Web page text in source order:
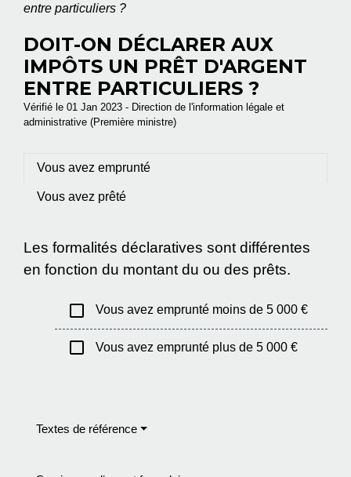
entre particuliers ?
DOIT-ON DÉCLARER AUX
IMPÔTS UN PRÊT D'ARGENT
ENTRE PARTICULIERS ?
Vérifié le 01 Jan 2023 - Direction de l'information légale et
administrative (Première ministre)
Vous avez emprunté
Vous avez prêté
Les formalités déclaratives sont différentes
en fonction du montant du ou des prêts.
check_box_outline_blank Vous avez emprunté moins de 5 000 €
check_box_outline_blank Vous avez emprunté plus de 5 000 €
Textes de référence